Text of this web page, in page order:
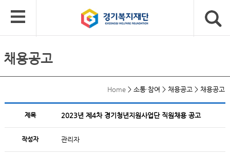
채용공고
Home > 소통·참여 > 채용공고 > 채용공고
제목 2023년 제4차 경기청년지원사업단 직원채용 공고
작성자 관리자